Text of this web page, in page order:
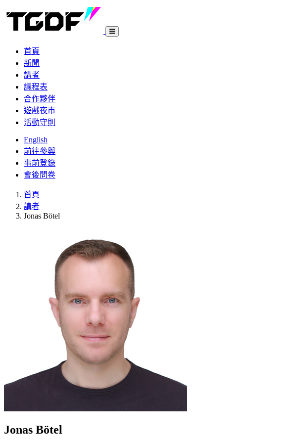
首頁
新聞
講者
議程表
合作夥伴
遊戲夜市
活動守則
English
前往參與
事前登錄
會後問卷
首頁
講者
Jonas Bötel
Jonas Bötel